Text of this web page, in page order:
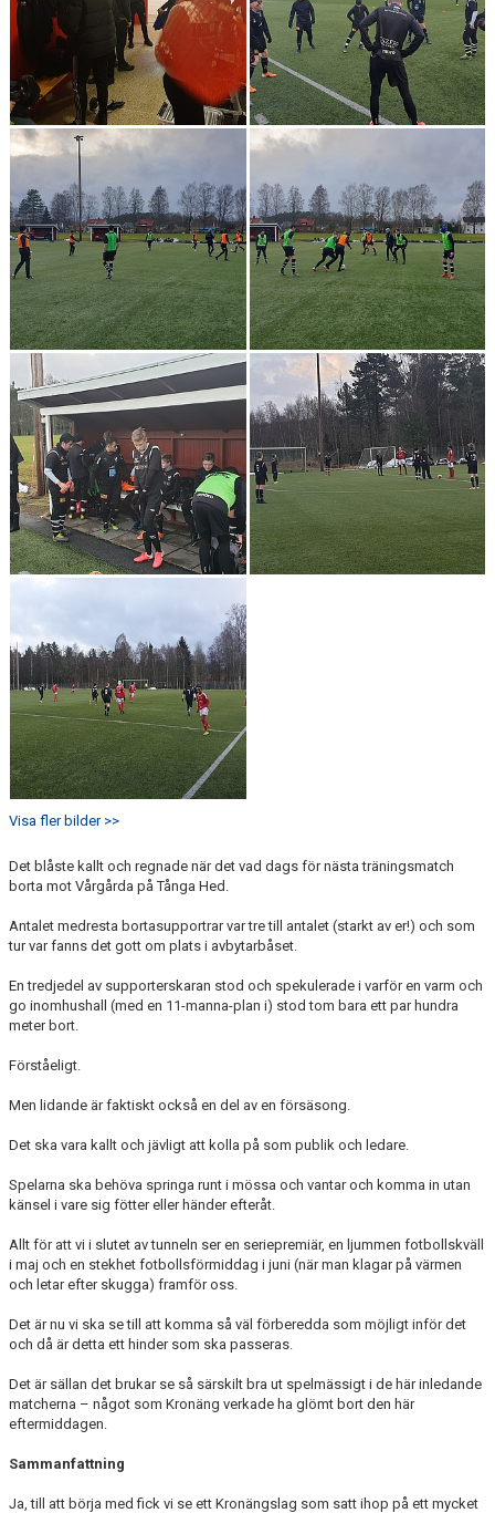
Visa fler bilder >>
Det blåste kallt och regnade när det vad dags för nästa träningsmatch
borta mot Vårgårda på Tånga Hed.
Antalet medresta bortasupportrar var tre till antalet (starkt av er!) och som
tur var fanns det gott om plats i avbytarbåset.
En tredjedel av supporterskaran stod och spekulerade i varför en varm och
go inomhushall (med en 11-manna-plan i) stod tom bara ett par hundra
meter bort.
Förståeligt.
Men lidande är faktiskt också en del av en försäsong.
Det ska vara kallt och jävligt att kolla på som publik och ledare.
Spelarna ska behöva springa runt i mössa och vantar och komma in utan
känsel i vare sig fötter eller händer efteråt.
Allt för att vi i slutet av tunneln ser en seriepremiär, en ljummen fotbollskväll
i maj och en stekhet fotbollsförmiddag i juni (när man klagar på värmen
och letar efter skugga) framför oss.
Det är nu vi ska se till att komma så väl förberedda som möjligt inför det
och då är detta ett hinder som ska passeras.
Det är sällan det brukar se så särskilt bra ut spelmässigt i de här inledande
matcherna – något som Kronäng verkade ha glömt bort den här
eftermiddagen.
Sammanfattning
Ja, till att börja med fick vi se ett Kronängslag som satt ihop på ett mycket